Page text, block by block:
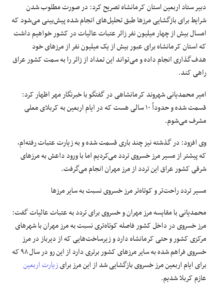
دبیر ستاد اربعین استان کرمانشاه تصریح کرد: در صورت مطلوب شدن
شرایط برای بازگشایی مرزها طبق تحلیل‌های انجام شده پیش‌بینی می‌شود که
امسال بیش از چهار میلیون نفر زائر عتبات عالیات در کشور خواهیم داشت
که استان کرمانشاه برایعبور بیشاز یک میلیون نفر از مرزهای خود
هدف‌گذاری انجام داده و می‌تواند اینتعداداز زائر را به سمت کشور عراق
راهی کند.
امیر محمدیانی شهروند کرمانشاهی در گفتگو با خبرنگار مهر اظهار کرد:
قسمت شده و حدوداً ۱۰ سالی هست که در ایام اربعین به کربلای معلی
مشرف می‌شوم.
وی افزود: در گذشته نیز چند باری قسمت شده و به زیارت عتبات رفته‌ام،
کهپیشترازمسیرمرز خسروی تردد می‌کردیمامابا ورودداعشبه مرزهای
شرقی کشور عراق این تردد از مرز مهران انجام می‌گرفت.
مسیرتردد راحت‌تر و کوتاه‌تر مرز خسروی نسبت به سایرمرزها
محمدیانیبا مقایسه مرز مهران و خسروی برای تردد به عتبات عالیات گفت:
مرز خسروی درداخل کشورفاصله کوتاه‌تری نسبت به مرز مهران با شهرهای
مرکزی کشور و حتی کرمانشاه دارد و زیرساخت‌هایی که از دیرباز در مرز
خسروی فراهم شده به سایر مرزهای کشور برتری دارد از این رو در سال ۹۸ که
برای ایام اربعین مرز خسروی بازگشایی شد از این مرز برایزیارت اربعین
عازم کربلا شدیم.